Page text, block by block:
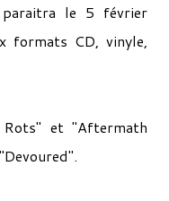
le 5 février
formats CD, vinyle,
et "Aftermath